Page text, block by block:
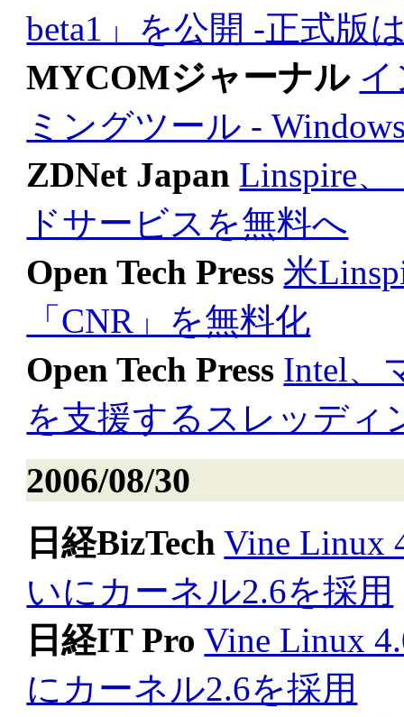
beta1」を公開 -正式版
MYCOMジャーナル
ミングツール -
ZDNet Japan Linspire
ドサービスを無料へ
Open Tech Press 米
「CNR」を無料化
Open Tech Press Intel、
を支援するスレッディ
2006/08/30
日経BizTech Vine Linux
いにカーネル2.6を採用
日経IT Pro Vine Linux
にカーネル2.6を採用